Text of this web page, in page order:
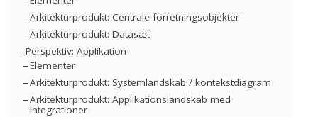
Arkitekturprodukt: Centrale forretningsobjekter
Arkitekturprodukt: Datasæt
Perspektiv: Applikation
Elementer
Arkitekturprodukt: Systemlandskab / kontekstdiagram
Arkitekturprodukt: Applikationslandskab med
integrationer